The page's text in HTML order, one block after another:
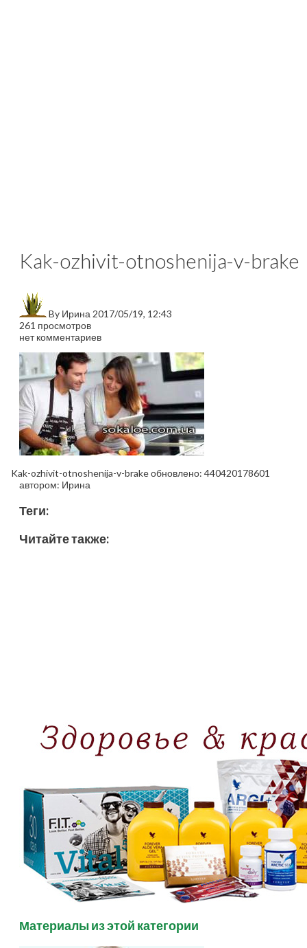
Kak-ozhivit-otnoshenija-v-brake
By Ирина 2017/05/19, 12:43
261 просмотров
нет комментариев
Kak-ozhivit-otnoshenija-v-brakeобновлено: 440420178601
автором: Ирина
Теги:
Читайте также:
Материалы из этой категории